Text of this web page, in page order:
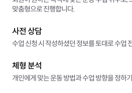
맞춤형으로 진행합니다.
사전 상담
수업 신청 시 작성하셨던 정보를 토대로 수업
체형 분석
개인에게 맞는 운동 방법과 수업 방향을 정하